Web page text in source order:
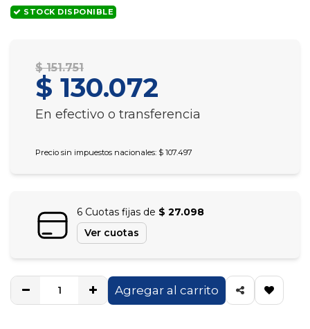
STOCK DISPONIBLE
$ 130.072
$ 151.751
En efectivo o transferencia
Precio sin impuestos nacionales: $ 107.497
6 Cuotas fijas de $ 27.098
Ver cuotas
Agregar al carrito